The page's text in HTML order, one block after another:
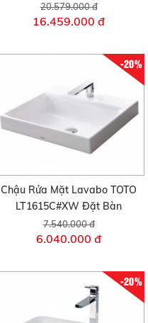
20.579.000 đ
16.459.000 đ
-20%
Chậu Rửa Mặt Lavabo TOTO
LT1615C#XW Đặt Bàn
7.540.000 đ
6.040.000 đ
-20%